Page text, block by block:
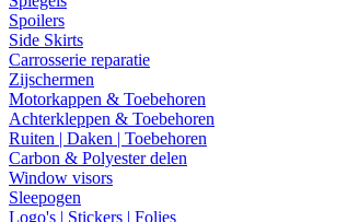
Spoilers
Side Skirts
Carrosserie reparatie
Zijschermen
Motorkappen & Toebehoren
Achterkleppen & Toebehoren
Ruiten | Daken | Toebehoren
Carbon & Polyester delen
Window visors
Sleepogen
Logo's | Stickers | Folies